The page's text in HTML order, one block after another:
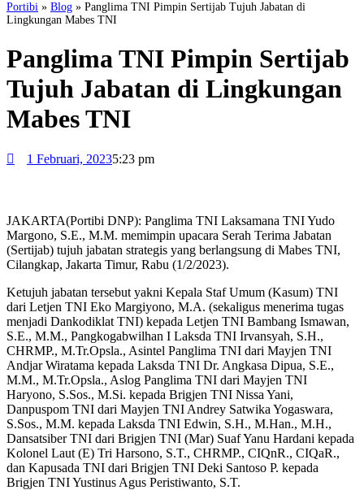
Portibi » Blog » Panglima TNI Pimpin Sertijab Tujuh Jabatan di
Lingkungan Mabes TNI
Panglima TNI Pimpin Sertijab
Tujuh Jabatan di Lingkungan
Mabes TNI
1 Februari, 20235:23 pm
JAKARTA(Portibi DNP): Panglima TNI Laksamana TNI Yudo
Margono, S.E., M.M. memimpin upacara Serah Terima Jabatan
(Sertijab) tujuh jabatan strategis yang berlangsung di Mabes TNI,
Cilangkap, Jakarta Timur, Rabu (1/2/2023).
Ketujuh jabatan tersebut yakni Kepala Staf Umum (Kasum) TNI
dari Letjen TNI Eko Margiyono, M.A. (sekaligus menerima tugas
menjadi Dankodiklat TNI) kepada Letjen TNI Bambang Ismawan,
S.E., M.M., Pangkogabwilhan I Laksda TNI Irvansyah, S.H.,
CHRMP., M.Tr.Opsla., Asintel Panglima TNI dari Mayjen TNI
Andjar Wiratama kepada Laksda TNI Dr. Angkasa Dipua, S.E.,
M.M., M.Tr.Opsla., Aslog Panglima TNI dari Mayjen TNI
Haryono, S.Sos., M.Si. kepada Brigjen TNI Nissa Yani,
Danpuspom TNI dari Mayjen TNI Andrey Satwika Yogaswara,
S.Sos., M.M. kepada Laksda TNI Edwin, S.H., M.Han., M.H.,
Dansatsiber TNI dari Brigjen TNI (Mar) Suaf Yanu Hardani kepada
Kolonel Laut (E) Tri Harsono, S.T., CHRMP., CIQnR., CIQaR.,
dan Kapusada TNI dari Brigjen TNI Deki Santoso P. kepada
Brigjen TNI Yustinus Agus Peristiwanto, S.T.